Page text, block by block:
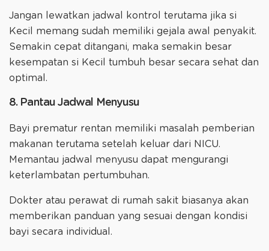
Jangan lewatkan jadwal kontrol terutama jika si
Kecil memang sudah memiliki gejala awal penyakit.
Semakin cepat ditangani, maka semakin besar
kesempatan si Kecil tumbuh besar secara sehat dan
optimal.
8. Pantau Jadwal Menyusu
Bayi prematur rentan memiliki masalah pemberian
makanan terutama setelah keluar dari NICU.
Memantau jadwal menyusu dapat mengurangi
keterlambatan pertumbuhan.
Dokter atau perawat di rumah sakit biasanya akan
memberikan panduan yang sesuai dengan kondisi
bayi secara individual.